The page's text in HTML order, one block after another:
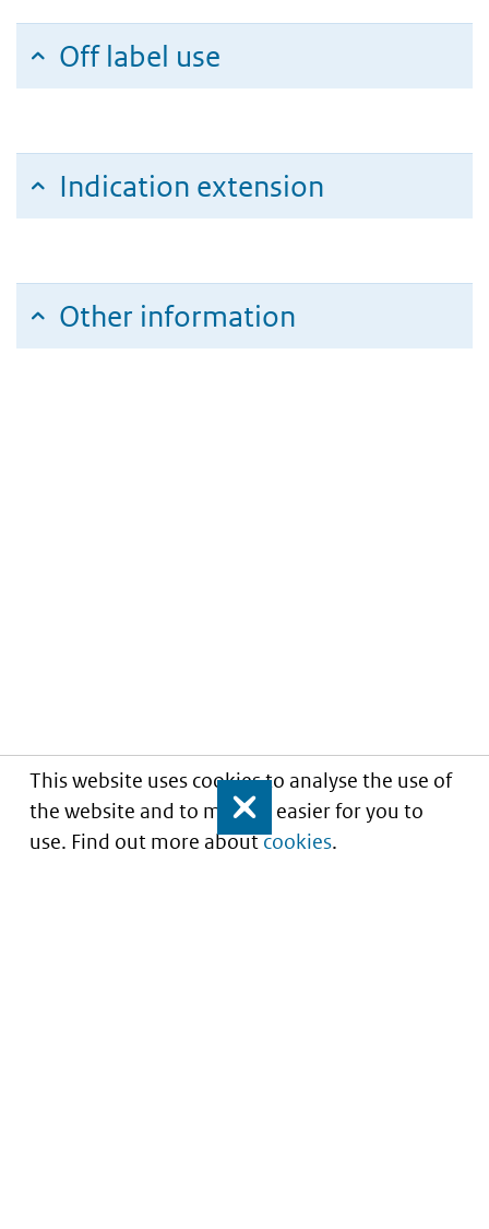
This website uses cookies to analyse the use of
the website and to make it easier for you to
use. Find out more aboutcookies.
Close
Off label use
Indication extension
Other information